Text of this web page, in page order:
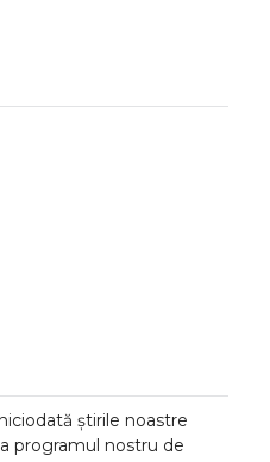
știrile noastre
programul nostru de